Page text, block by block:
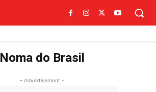
Noma do Brasil
- Advertisement -